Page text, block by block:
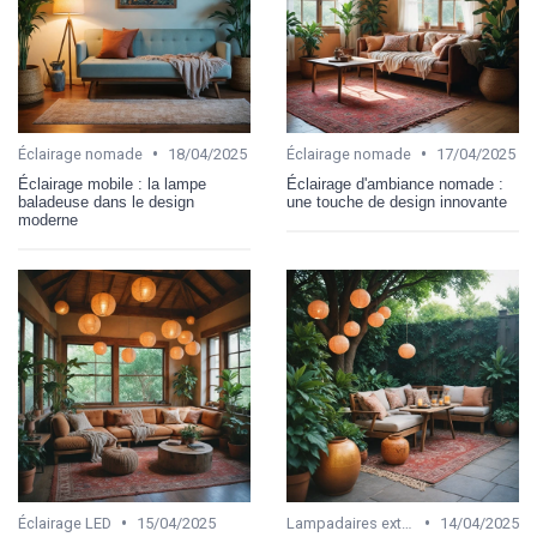
Éclairage nomade •
18/04/2025
Éclairage mobile : la lampe
baladeuse dans le design
moderne
Éclairage nomade •
17/04/2025
Éclairage d'ambiance nomade :
une touche de design innovante
Éclairage LED • 15/04/2025 Lampadaires extérieurs • 14/04/2025